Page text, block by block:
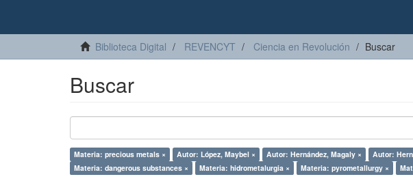
Biblioteca Digital REVENCYT Ciencia en Revolución Buscar
Buscar
Materia: precious metals × Autor: López, Maybel × Autor: Hernández, Magaly × Autor:
Materia: dangerous substances ×
Materia: hidrometalurgia × Materia: pyrometallurgy ×